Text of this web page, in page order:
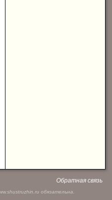
Обратная связь
обязательна.